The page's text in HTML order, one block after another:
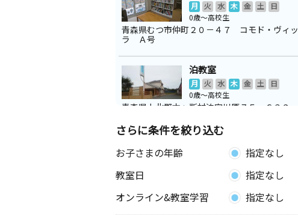
月 火 水 木 金 土
日
0歳～高校生
青森県むつ市仲町２０－４７ コモド・ヴィッ
ラ Ａ号
泊教室
月 火 水 木 金 土
日
0歳～高校生
青森県上北郡六ヶ所村泊字川原７５－６３９
文京町教室
木 金 土 日
青森県むつ市文京町３－９
大平教室
さらに条件を絞り込む
お子さまの年齢 指定なし
教室日
指定なし
オンライン&教室学習
指定なし